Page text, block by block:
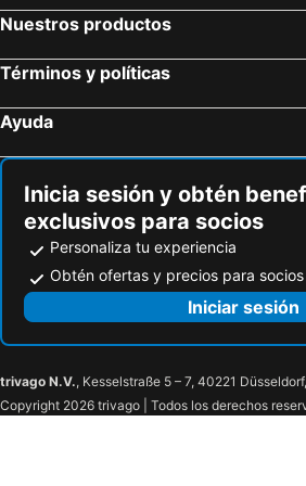
Hotel Villa
Nuestros productos
Términos y políticas
Ayuda
Inicia sesión y obtén
exclusivos para socios
Personaliza tu experiencia
Obtén ofertas y precios para socios
Iniciar sesión
trivago N.V., Kesselstraße 5 – 7, 40221
Copyright 2026 trivago | Todos los derechos